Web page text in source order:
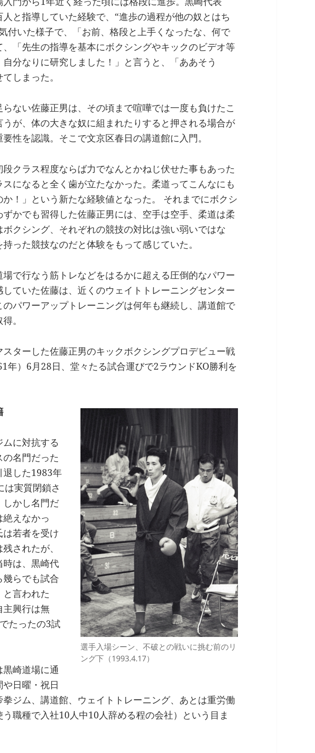
人と指導していた経験で、“進歩の過程が他の奴とはち
付いた様子で、「お前、格段と上手くなったな、何で
「先生の指導を基本にボクシングやキックのビデオ等
分なりに研究しました！」と言うと、「ああそう
しまった。
ない佐藤正男は、その頃まで喧嘩では一度も負けたこ
うが、体の大きな奴に組まれたりすると押される場合が
性を認識。そこで文京区春日の講道館に入門。
段クラス程度ならば力でなんとかねじ伏せた事もあった
スになると全く歯が立たなかった。柔道ってこんなにも
！」という新たな経験値となった。 それまでにボクシ
ずかでも習得した佐藤正男には、空手は空手、柔道は柔
クシング、それぞれの競技の対比は強い弱いではな
った競技なのだと体験をもって感じていた。
で行なう筋トレなどをはるかに超える圧倒的なパワー
ていた佐藤は、近くのウェイトトレーニングセンター
パワーアップトレーニングは何年も継続し、講道館で
。
ターした佐藤正男のキックボクシングプロデビュー戦
年）6月28日、堂々たる試合運びで2ラウンドKO勝利を
選手入場シーン、不破との戦いに挑む前のリ
ング下（1993.4.17）
に対抗する
名門だった
退した1983年
は実質閉鎖さ
しかし名門だ
えなかっ
若者を受け
されたが、
時は、黒崎代
らでも試合
言われた
主興行は無
たったの3試
崎道場に通
日曜・祝日
ジム、講道館、ウェイトトレーニング、あとは重労働
職種で入社10人中10人辞める程の会社）という目ま